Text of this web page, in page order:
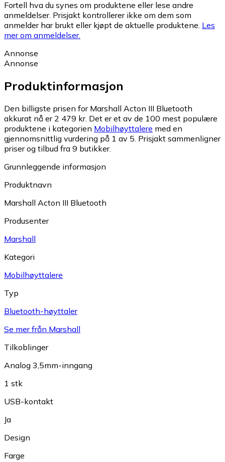
Fortell hva du synes om produktene eller lese andre
anmeldelser. Prisjakt kontrollerer ikke om dem som
anmelder har brukt eller kjøpt de aktuelle produktene. Les
mer om anmeldelser.
Annonse
Annonse
Produktinformasjon
Den billigste prisen for Marshall Acton III Bluetooth
akkurat nå er 2 479 kr. Det er et av de 100 mest populære
produktene i kategorien Mobilhøyttalere med en
gjennomsnittlig vurdering på 1 av 5. Prisjakt sammenligner
priser og tilbud fra 9 butikker.
Grunnleggende informasjon
Produktnavn
Marshall Acton III Bluetooth
Produsenter
Marshall
Kategori
Mobilhøyttalere
Typ
Bluetooth-høyttaler
Se mer från Marshall
Tilkoblinger
Analog 3,5mm-inngang
1 stk
USB-kontakt
Ja
Design
Farge